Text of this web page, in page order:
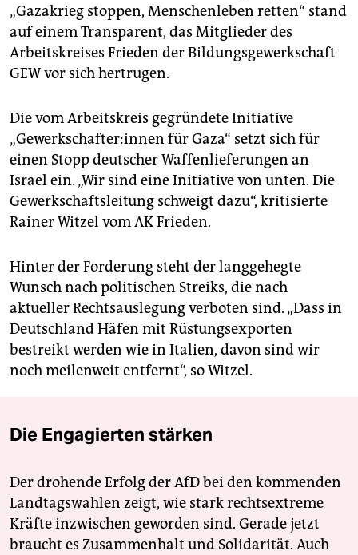
„Gazakrieg stoppen, Menschenleben retten“ stand
auf einem Transparent, das Mitglieder des
Arbeitskreises Frieden der Bildungsgewerkschaft
GEW vor sich hertrugen.
Die vom Arbeitskreis gegründete Initiative
„Gewerk­schaf­ter:innen für Gaza“ setzt sich für
einen Stopp deutscher Waffenlieferungen an
Israel ein. „Wir sind eine Initiative von unten. Die
Gewerkschaftsleitung schweigt dazu“, kritisierte
Rainer Witzel vom AK Frieden.
Hinter der Forderung steht der langgehegte
Wunsch nach politischen Streiks, die nach
aktueller Rechtsauslegung verboten sind. „Dass in
Deutschland Häfen mit Rüstungsexporten
bestreikt werden wie in Italien, davon sind wir
noch meilenweit entfernt“, so Witzel.
Die Engagierten stärken
Der drohende Erfolg der AfD bei den kommenden
Landtagswahlen zeigt, wie stark rechtsextreme
Kräfte inzwischen geworden sind. Gerade jetzt
braucht es Zusammenhalt und Solidarität. Auch